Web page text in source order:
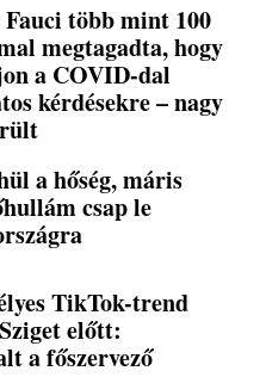
több mint 100
megtagadta, hogy
a COVID-dal
kérdésekre – nagy
a hőség, máris
csap le
TikTok-trend
előtt:
a főszervező